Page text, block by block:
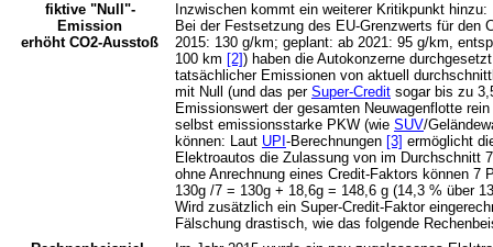
fiktive "Null"-
Emission
erhöht CO2-Ausstoß
Inzwischen kommt ein weiterer Kritikpunkt hinzu:
Bei der Festsetzung des EU-Grenzwerts für den
2015: 130 g/km; geplant: ab 2021: 95 g/km,
100 km [2]) haben die Autokonzerne
tatsächlicher Emissionen von aktuell
mit Null (und das per Super-Credit sogar bis zu
Emissionswert der gesamten Neuwagenflotte
selbst emissionsstarke PKW (wie SUV/
können: Laut UPI -Berechnungen [3] ermöglicht
Elektroautos die Zulassung von im Durchschnitt
ohne Anrechnung eines Credit-Faktors können 7
130g /7 = 130g + 18,6g = 148,6 g (14,3 % über
Wird zusätzlich ein Super-Credit-Faktor
Fälschung drastisch, wie das folgende